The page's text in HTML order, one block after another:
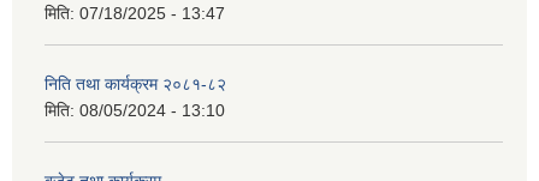
मिति: 07/18/2025 - 13:47
निति तथा कार्यक्रम २०८१-८२
मिति: 08/05/2024 - 13:10